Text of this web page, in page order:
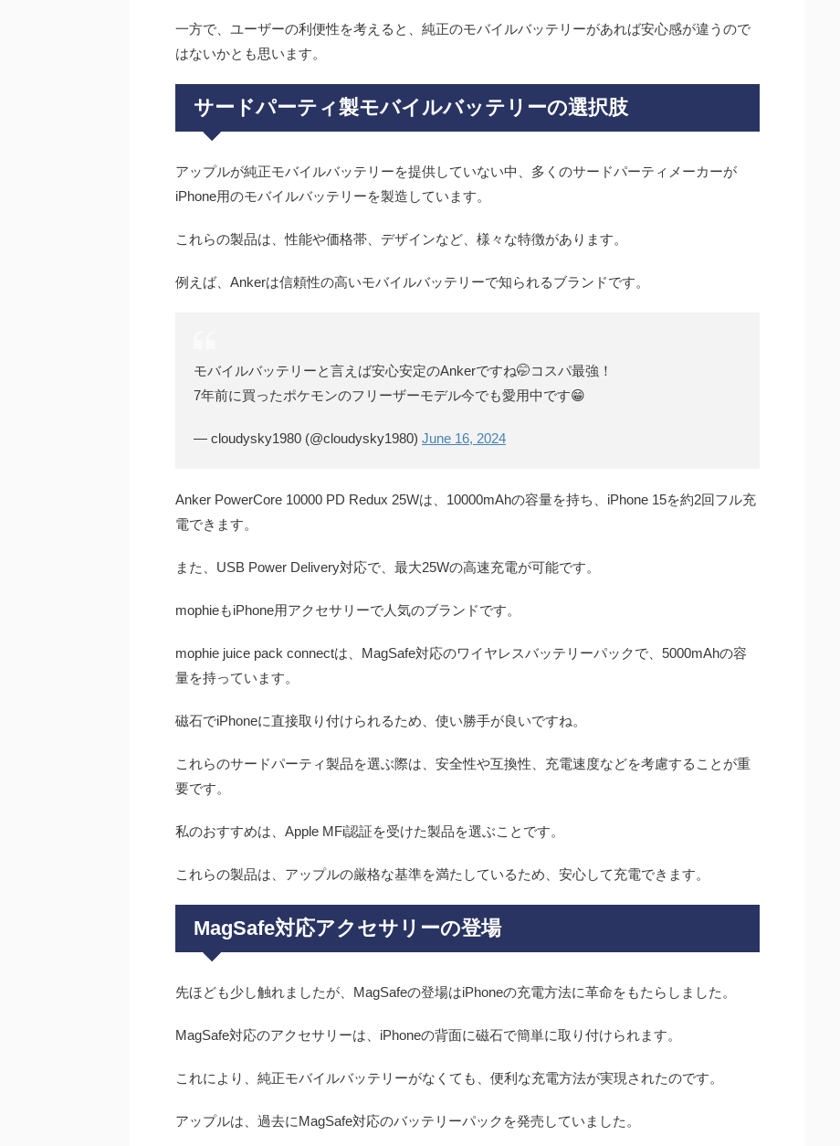
一方で、ユーザーの利便性を考えると、純正のモバイルバッテリーがあれば安心感が違うので
はないかとも思います。
サードパーティ製モバイルバッテリーの選択肢
アップルが純正モバイルバッテリーを提供していない中、多くのサードパーティメーカーが
iPhone用のモバイルバッテリーを製造しています。
これらの製品は、性能や価格帯、デザインなど、様々な特徴があります。
例えば、Ankerは信頼性の高いモバイルバッテリーで知られるブランドです。
モバイルバッテリーと言えば安心安定のAnkerですね🤭コスパ最強！
7年前に買ったポケモンのフリーザーモデル今でも愛用中です😁
— cloudysky1980 (@cloudysky1980) June 16, 2024
Anker PowerCore 10000 PD Redux 25Wは、10000mAhの容量を持ち、iPhone 15を約2回フル充
電できます。
また、USB Power Delivery対応で、最大25Wの高速充電が可能です。
mophieもiPhone用アクセサリーで人気のブランドです。
mophie juice pack connectは、MagSafe対応のワイヤレスバッテリーパックで、5000mAhの容
量を持っています。
磁石でiPhoneに直接取り付けられるため、使い勝手が良いですね。
これらのサードパーティ製品を選ぶ際は、安全性や互換性、充電速度などを考慮することが重
要です。
私のおすすめは、Apple MFi認証を受けた製品を選ぶことです。
これらの製品は、アップルの厳格な基準を満たしているため、安心して充電できます。
MagSafe対応アクセサリーの登場
先ほども少し触れましたが、MagSafeの登場はiPhoneの充電方法に革命をもたらしました。
MagSafe対応のアクセサリーは、iPhoneの背面に磁石で簡単に取り付けられます。
これにより、純正モバイルバッテリーがなくても、便利な充電方法が実現されたのです。
アップルは、過去にMagSafe対応のバッテリーパックを発売していました。